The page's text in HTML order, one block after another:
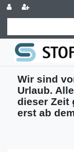
Wir sind
Urlaub.
dieser Zeit
erst ab